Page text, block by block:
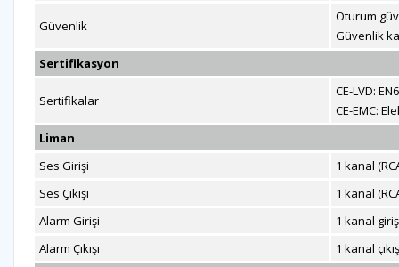
Güvenlik
Oturum
Güvenlik
Sertifikasyon
Sertifikalar
CE-LVD:
CE-EMC:
Liman
Ses Girişi
1 kanal
Ses Çıkışı
1 kanal
Alarm Girişi
1 kanal
Alarm Çıkışı
1 kanal